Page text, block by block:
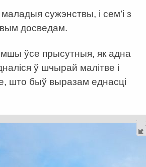
маладыя сужэнствы, і сем’і з
досведам.
ўсе прысутныя, як адна
ў шчырай малітве і
што быў выразам еднасці